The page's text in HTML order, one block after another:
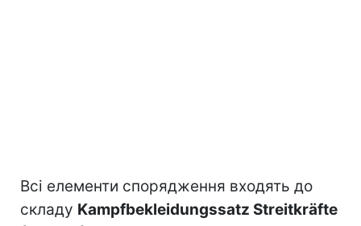
Всі елементи спорядження входять до
складу Kampfbekleidungssatz Streitkräfte